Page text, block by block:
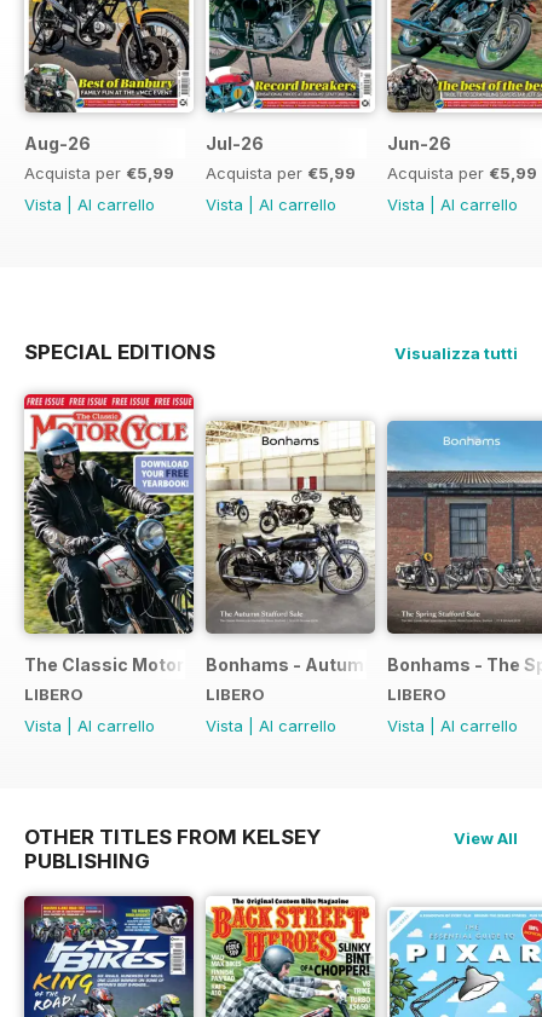
Aug-26
Acquista per €5,99
Vista
Al carrello
Jul-26
Acquista per €5,99
Vista
Al carrello
Jun-26
Acquista per €5,99
Vista
Al carrello
SPECIAL EDITIONS Visualizza tutti
The Classic Motorcycle Yearbook FREE ISSUE
LIBERO
Vista
Al carrello
Bonhams - Autumn 2019 Stafford
LIBERO
Vista
Al carrello
Bonhams - The
LIBERO
Vista
Al carrello
OTHER TITLES FROM KELSEY
PUBLISHING
View All